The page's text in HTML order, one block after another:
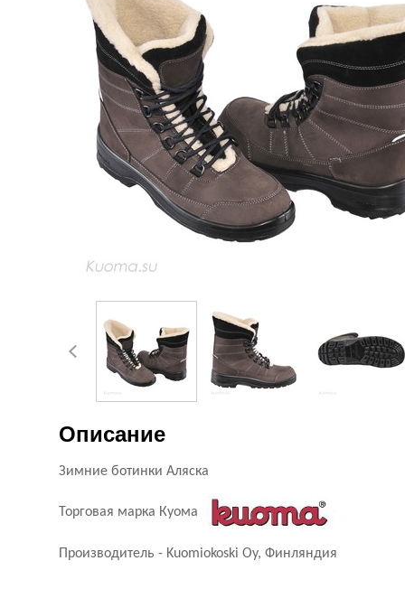
Описание
Зимние ботинки Аляска
Торговая марка Куома
Производитель - Kuomiokoski Oy, Финляндия